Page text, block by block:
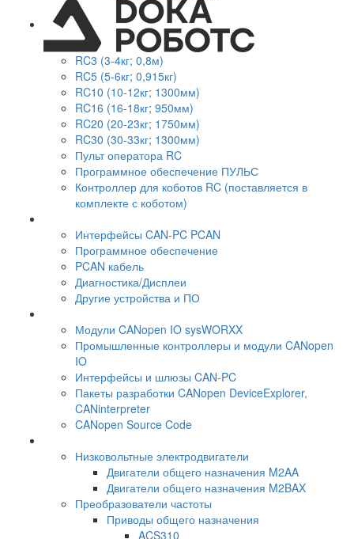
RC3 (3-4кг; 0,8м)
RC5 (5-6кг; 0,915кг)
RC10 (10-12кг; 1300мм)
RC16 (16-18кг; 950мм)
RC20 (20-23кг; 1750мм)
RC30 (30-33кг; 1300мм)
Пульт оператора RC
Программное обеспечение ПУЛЬС
Контроллер для коботов RC (поставляется в
комплекте с коботом)
Интерфейсы CAN-PC PCAN
Программное обеспечение
PCAN кабель
Диагностика/Дисплеи
Другие устройства и ПО
Модули CANopen IO sysWORXX
Промышленные контроллеры и модули CANopen
IO
Интерфейсы и шлюзы CAN-PC
Пакеты разработки CANopen DeviceExplorer,
CANinterpreter
CANopen Source Code
Низковольтные электродвигатели
Двигатели общего назначения M2AA
Двигатели общего назначения M2BAX
Преобразователи частоты
Приводы общего назначения
ACS310